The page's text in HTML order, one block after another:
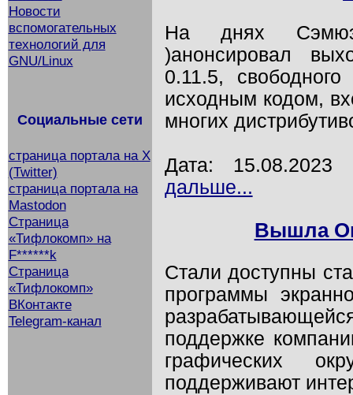
Новости
вспомогательных
технологий для
GNU/Linux
Социальные сети
страница портала на X
(Twitter)
страница портала на
Mastodon
Страница
«Тифлокомп» на
F******k
Страница
«Тифлокомп»
ВКонтакте
Telegram-канал
На днях
)анонсировал
0.11.5,
исходным кодом,
многих
Дата:
дальше...
Вышла
Стали доступны
программы
поддержке
графических
поддерживают